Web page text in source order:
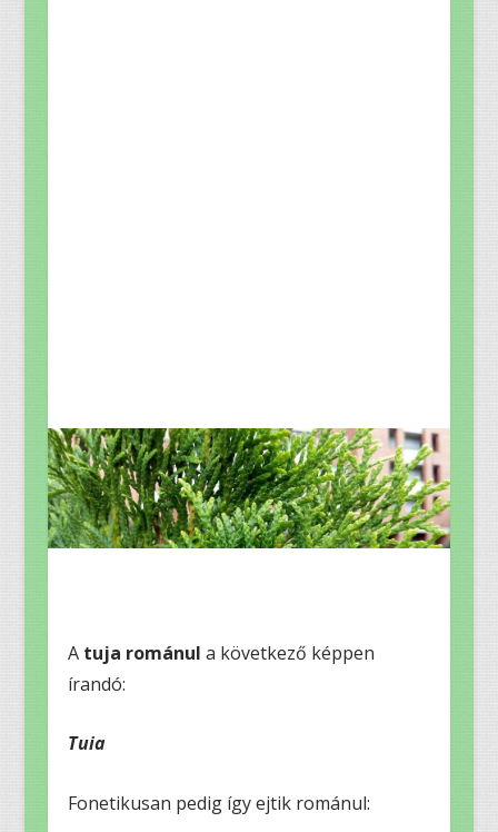
A tuja románul a következő képpen
írandó:
Tuia
Fonetikusan pedig így ejtik románul: